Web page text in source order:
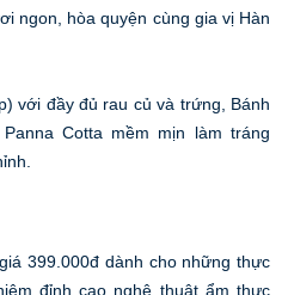
ngon, hòa quyện cùng gia vị Hàn
với đầy đủ rau củ và trứng, Bánh
Cotta mềm mịn làm tráng
399.000đ dành cho những thực
đỉnh cao nghệ thuật ẩm thực